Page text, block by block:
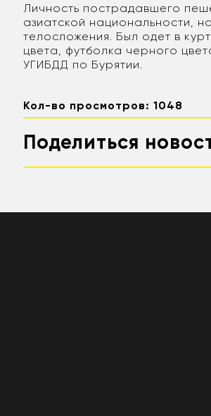
Личность пострадавшего
азиатской национальности,
телосложения. Был одет в
цвета, футболка черного
УГИБДД по Бурятии.
Кол-во просмотров: 1048
Поделиться